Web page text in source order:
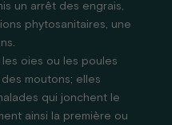
un arrêt des engrais,
phytosanitaires, une
oies ou les poules
moutons; elles
qui jonchent le
ainsi la première ou